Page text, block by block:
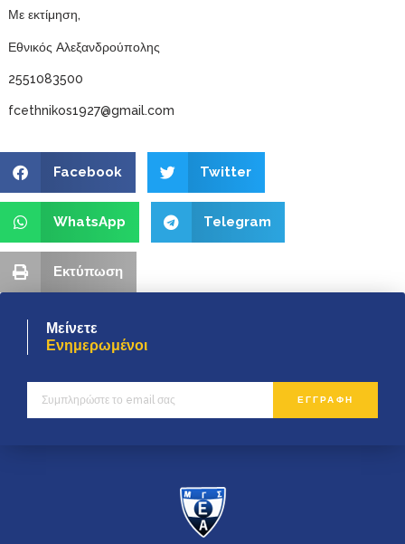
Με εκτίμηση,
Εθνικός Αλεξανδρούπολης
2551083500
fcethnikos1927@gmail.com
Facebook Twitter
WhatsApp Telegram
Εκτύπωση
Μείνετε
Ενημερωμένοι
ΕΓΓΡΑΦΗ